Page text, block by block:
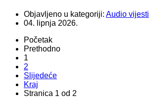
Objavljeno u kategoriji: Audio vijesti
04. lipnja 2026.
Početak
Prethodno
1
2
Slijedeće
Kraj
Stranica 1 od 2